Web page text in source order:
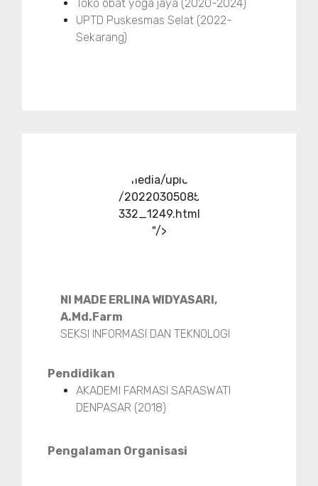
Toko obat yoga jaya (2020-2024)
UPTD Puskesmas Selat (2022-
Sekarang)
../media/upload
/20220305085
332_1249.html
"/>
NI MADE ERLINA WIDYASARI,
A.Md.Farm
SEKSI INFORMASI DAN TEKNOLOGI
Pendidikan
AKADEMI FARMASI SARASWATI
DENPASAR (2018)
Pengalaman Organisasi